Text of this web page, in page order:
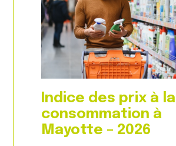
n
d
e
l
’
i
n
d
u
s
t
r
i
r
i
x
à
l
a
c
o
n
s
o
m
Indice des prix à la
consommation à
Mayotte – 2026